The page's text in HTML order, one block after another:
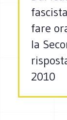
fare
la
2010